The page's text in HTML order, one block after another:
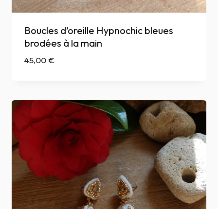
Boucles d’oreille Hypnochic bleues
brodées à la main
45,00€